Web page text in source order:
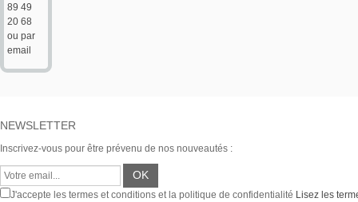
89 49
20 68
ou par
email
NEWSLETTER
Inscrivez-vous pour être prévenu de nos nouveautés :
J'accepte les termes et conditions et la politique de confidentialité Lisez les